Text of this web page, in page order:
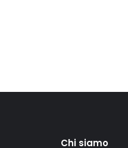
Chi siamo